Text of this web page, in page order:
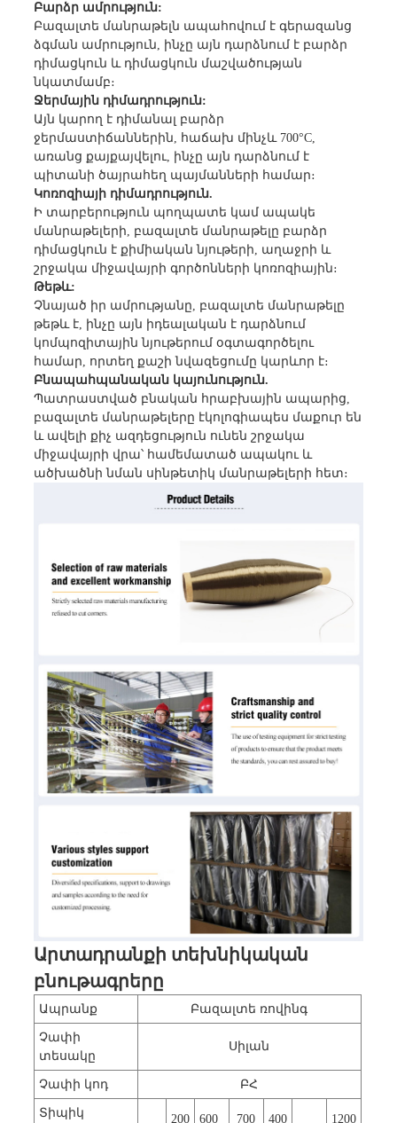
Բարձր ամրություն:
Բազալտե մանրաթելն ապահովում է գերազանց
ձգման ամրություն, ինչը այն դարձնում է բարձր
դիմացկուն և դիմացկուն մաշվածության
նկատմամբ։
Ջերմային դիմադրություն:
Այն կարող է դիմանալ բարձր
ջերմաստիճաններին, հաճախ մինչև 700°C,
առանց քայքայվելու, ինչը այն դարձնում է
պիտանի ծայրահեղ պայմանների համար։
Կոռոզիայի դիմադրություն.
Ի տարբերություն պողպատե կամ ապակե
մանրաթելերի, բազալտե մանրաթելը բարձր
դիմացկուն է քիմիական նյութերի, աղաջրի և
շրջակա միջավայրի գործոնների կոռոզիային։
Թեթև:
Չնայած իր ամրությանը, բազալտե մանրաթելը
թեթև է, ինչը այն իդեալական է դարձնում
կոմպոզիտային նյութերում օգտագործելու
համար, որտեղ քաշի նվազեցումը կարևոր է։
Բնապահպանական կայունություն.
Պատրաստված բնական հրաբխային ապարից,
բազալտե մանրաթելերը էկոլոգիապես մաքուր են
և ավելի քիչ ազդեցություն ունեն շրջակա
միջավայրի վրա՝ համեմատած ապակու և
ածխածնի նման սինթետիկ մանրաթելերի հետ։
Արտադրանքի տեխնիկական
բնութագրերը
Ապրանք Բազալտե ռովինգ
Չափի
տեսակը
Սիլան
Չափի կոդ ԲՀ
Տիպիկ 200 600 700 400 1200